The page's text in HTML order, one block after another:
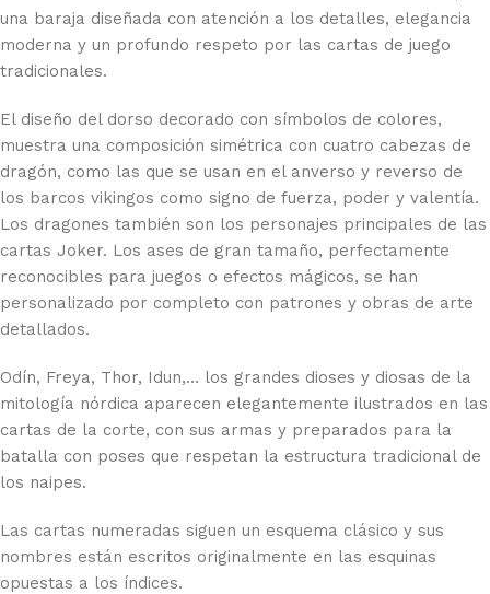
una baraja diseñada con atención a los detalles, elegancia
moderna y un profundo respeto por las cartas de juego
tradicionales.
El diseño del dorso decorado con símbolos de colores,
muestra una composición simétrica con cuatro cabezas de
dragón, como las que se usan en el anverso y reverso de
los barcos vikingos como signo de fuerza, poder y valentía.
Los dragones también son los personajes principales de las
cartas Joker. Los ases de gran tamaño, perfectamente
reconocibles para juegos o efectos mágicos, se han
personalizado por completo con patrones y obras de arte
detallados.
Odín, Freya, Thor, Idun,… los grandes dioses y diosas de la
mitología nórdica aparecen elegantemente ilustrados en las
cartas de la corte, con sus armas y preparados para la
batalla con poses que respetan la estructura tradicional de
los naipes.
Las cartas numeradas siguen un esquema clásico y sus
nombres están escritos originalmente en las esquinas
opuestas a los índices.